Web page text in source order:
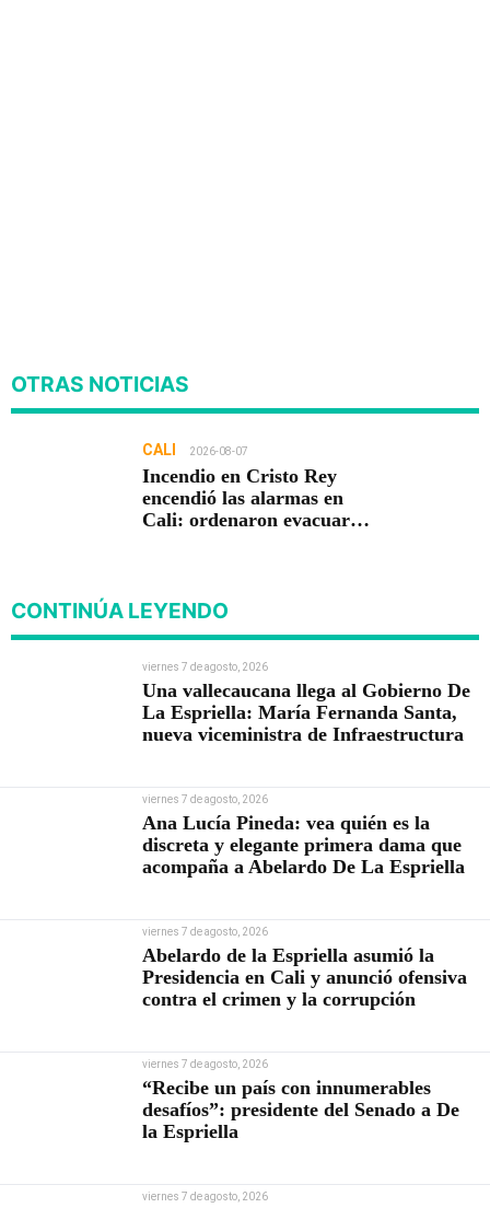
OTRAS NOTICIAS
CALI 2026-08-07
Incendio en Cristo Rey
encendió las alarmas en
Cali: ordenaron evacuar
CONTINÚA LEYENDO
viernes 7 de agosto, 2026
Una vallecaucana llega al Gobierno De
La Espriella: María Fernanda Santa,
nueva viceministra de Infraestructura
viernes 7 de agosto, 2026
Ana Lucía Pineda: vea quién es la
discreta y elegante primera dama que
acompaña a Abelardo De La Espriella
viernes 7 de agosto, 2026
Abelardo de la Espriella asumió la
Presidencia en Cali y anunció ofensiva
contra el crimen y la corrupción
viernes 7 de agosto, 2026
“Recibe un país con innumerables
desafíos”: presidente del Senado a De
la Espriella
viernes 7 de agosto, 2026